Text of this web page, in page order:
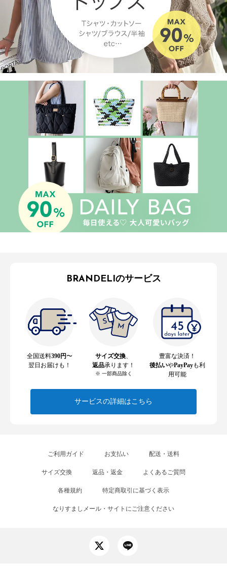
BRANDELIのサービス
全国送料390円〜
翌日お届けも！
サイズ交換
返品承ります！
※ 一部商品除く
豊富な決済！
後払いやPayPayも利
用可能
サービスの詳細はこちら
ご利用ガイド お支払い 配送・送料
サイズ交換 返品・返金 よくあるご質問
各種規約 特定商取引に基づく表示
なりすましメール・サイトにご注意ください